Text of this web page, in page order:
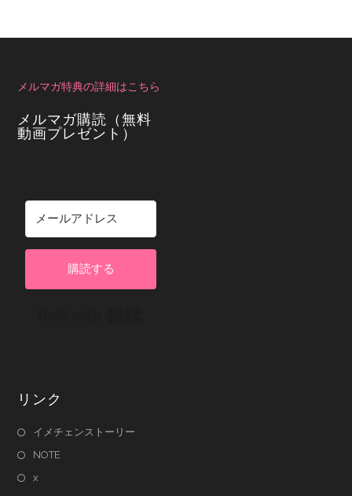
メルマガ特典の詳細はこちら
メルマガ購読（無料
動画プレゼント）
購読する
リンク
イメチェンストーリー
NOTE
x